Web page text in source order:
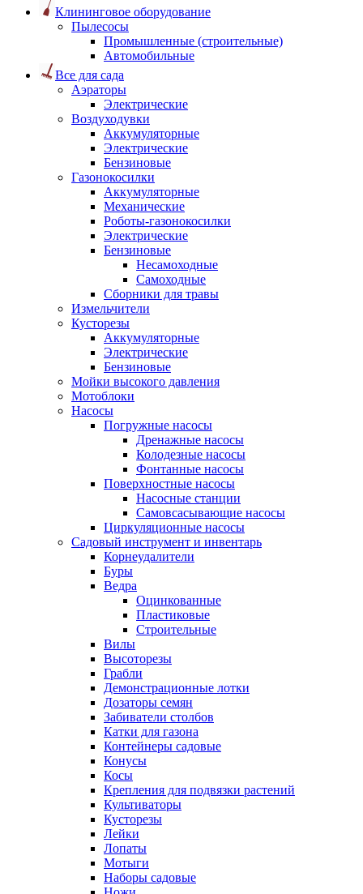
Клининговое оборудование
Пылесосы
Промышленные (строительные)
Автомобильные
Все для сада
Аэраторы
Электрические
Воздуходувки
Аккумуляторные
Электрические
Бензиновые
Газонокосилки
Аккумуляторные
Механические
Роботы-газонокосилки
Электрические
Бензиновые
Несамоходные
Самоходные
Сборники для травы
Измельчители
Кусторезы
Аккумуляторные
Электрические
Бензиновые
Мойки высокого давления
Мотоблоки
Насосы
Погружные насосы
Дренажные насосы
Колодезные насосы
Фонтанные насосы
Поверхностные насосы
Насосные станции
Самовсасывающие насосы
Циркуляционные насосы
Садовый инструмент и инвентарь
Корнеудалители
Буры
Ведра
Оцинкованные
Пластиковые
Строительные
Вилы
Высоторезы
Грабли
Демонстрационные лотки
Дозаторы семян
Забиватели столбов
Катки для газона
Контейнеры садовые
Конусы
Косы
Крепления для подвязки растений
Культиваторы
Кусторезы
Лейки
Лопаты
Мотыги
Наборы садовые